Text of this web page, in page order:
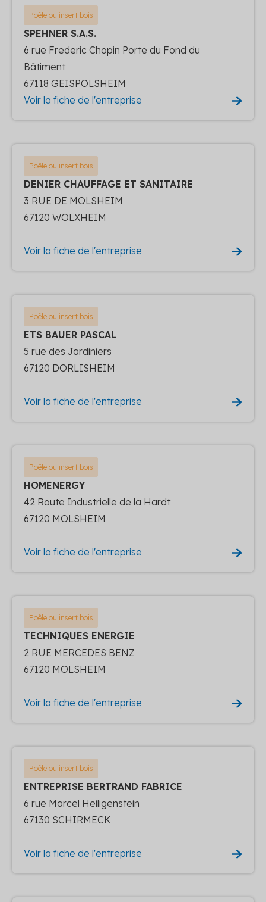
Poêle ou insert bois
SPEHNER S.A.S.
6 rue Frederic Chopin Porte du Fond du
Bâtiment
67118 GEISPOLSHEIM
Voir la fiche de l'entreprise
Poêle ou insert bois
DENIER CHAUFFAGE ET SANITAIRE
3 RUE DE MOLSHEIM
67120 WOLXHEIM
Voir la fiche de l'entreprise
Poêle ou insert bois
ETS BAUER PASCAL
5 rue des Jardiniers
67120 DORLISHEIM
Voir la fiche de l'entreprise
Poêle ou insert bois
HOMENERGY
42 Route Industrielle de la Hardt
67120 MOLSHEIM
Voir la fiche de l'entreprise
Poêle ou insert bois
TECHNIQUES ENERGIE
2 RUE MERCEDES BENZ
67120 MOLSHEIM
Voir la fiche de l'entreprise
Poêle ou insert bois
ENTREPRISE BERTRAND FABRICE
6 rue Marcel Heiligenstein
67130 SCHIRMECK
Voir la fiche de l'entreprise